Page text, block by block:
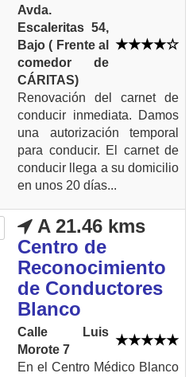
Avda.
Escaleritas 54,
Bajo ( Frente al
comedor de
CÁRITAS)
Renovación del carnet de
conducir inmediata. Damos
una autorización temporal
para conducir. El carnet de
conducir llega a su domicilio
en unos 20 días...
A 21.46 kms
Centro de
Reconocimiento
de Conductores
Blanco
Calle Luis
Morote 7
En el Centro Médico Blanco